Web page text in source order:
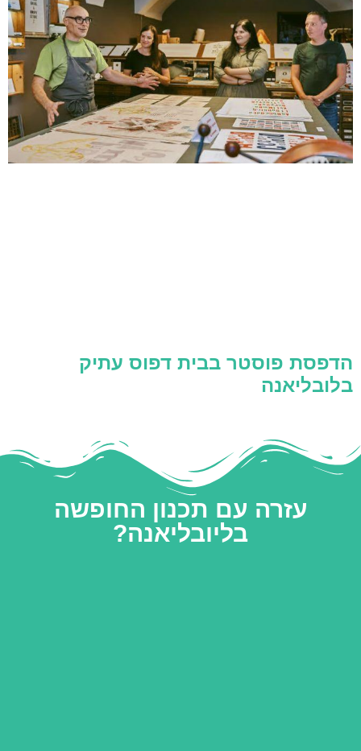
הדפסת פוסטר בבית דפוס עתיק
בלובליאנה
עזרה עם תכנון החופשה
בליובליאנה?